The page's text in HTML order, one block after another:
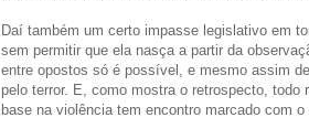
Daí também um certo impasse legislativo em
sem permitir que ela nasça a partir da
entre opostos só é possível, e mesmo assim
pelo terror. E, como mostra o retrospecto, todo
base na violência tem encontro marcado com o